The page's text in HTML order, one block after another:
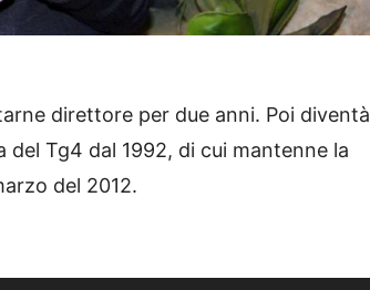
direttore per due anni. Poi diventà
Tg4 dal 1992, di cui mantenne la
del 2012.